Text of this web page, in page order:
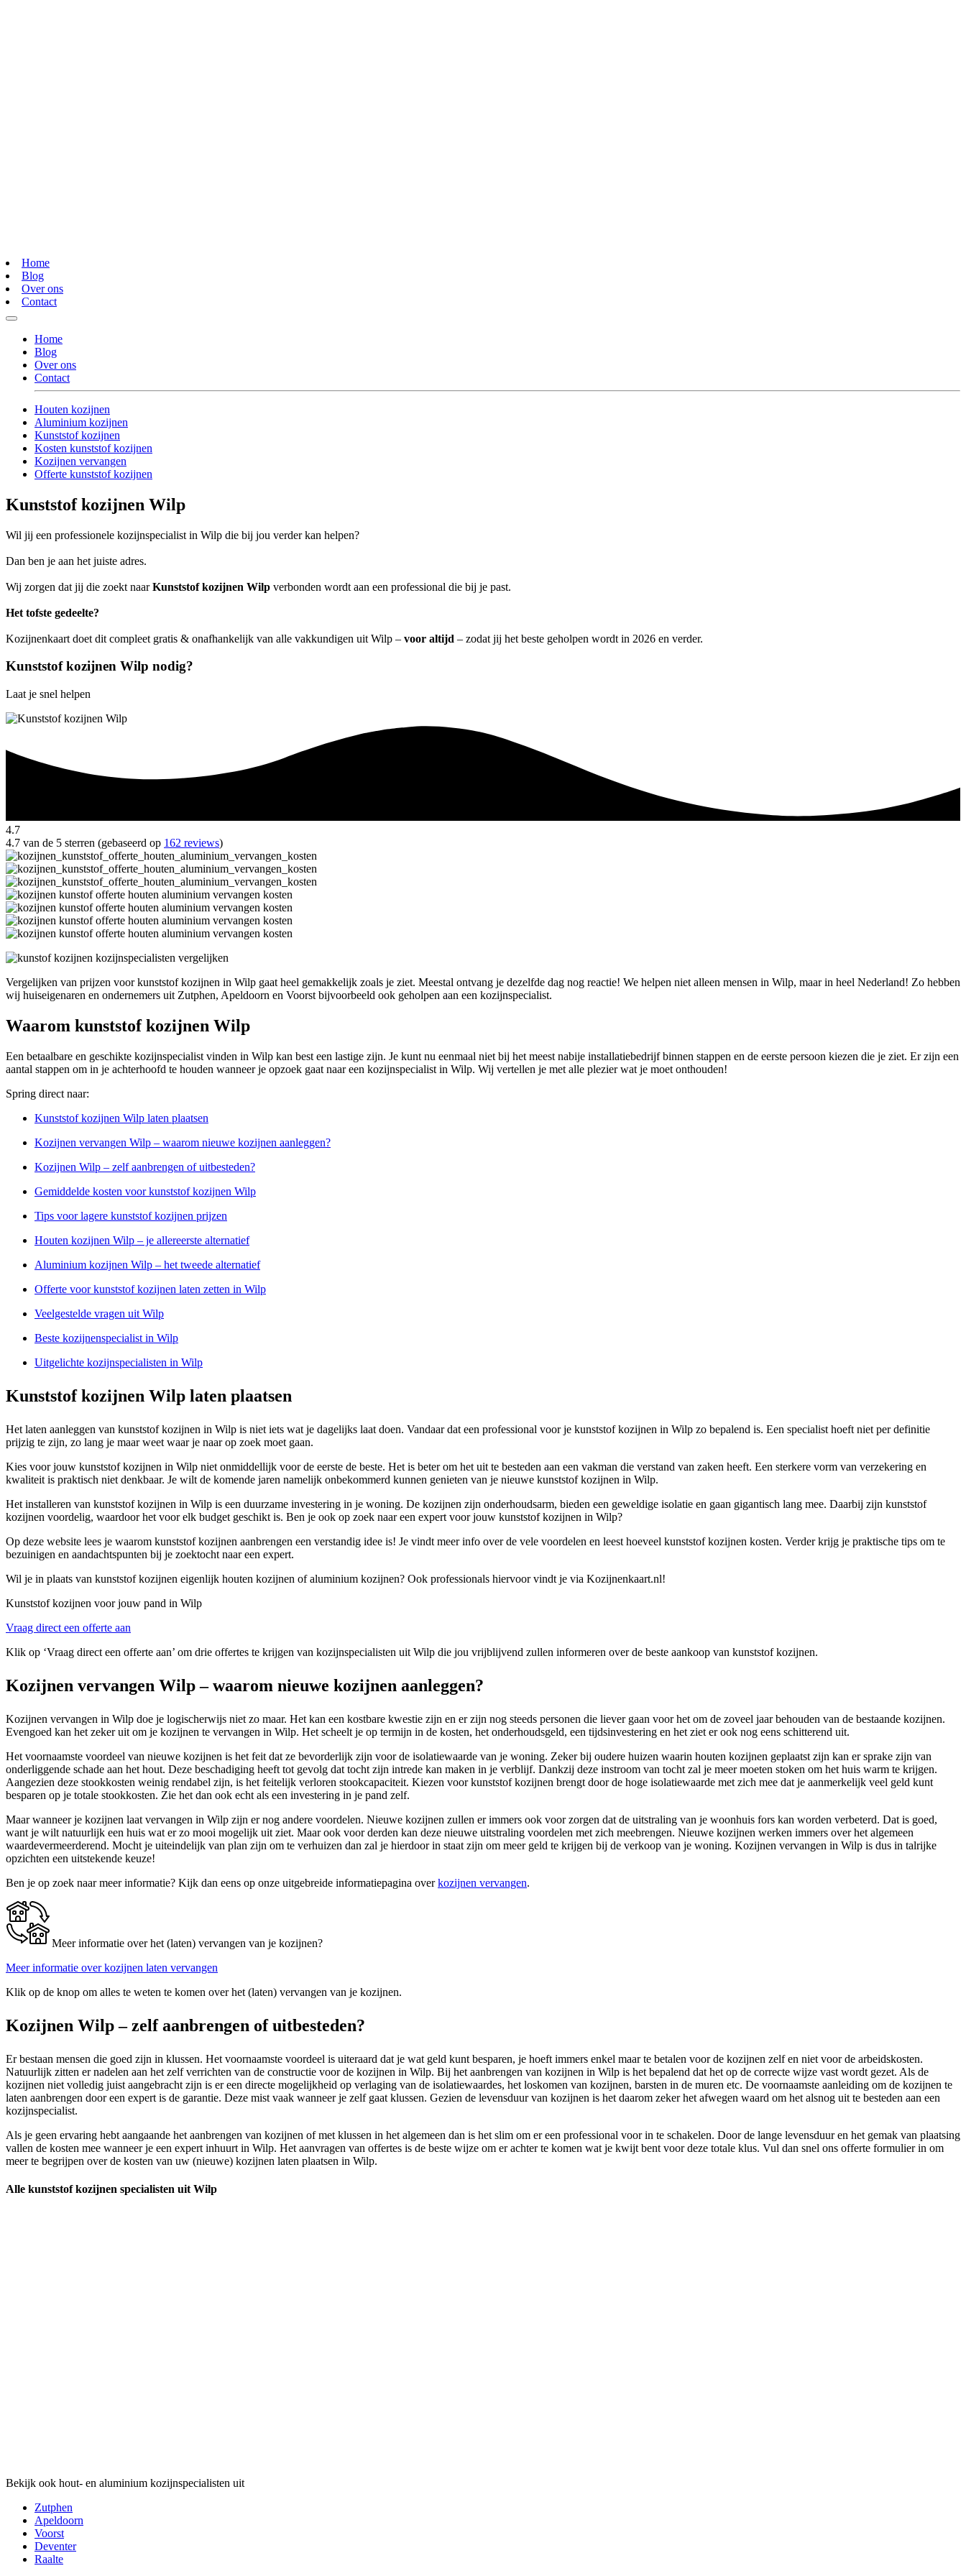
Home
Blog
Over ons
Contact
Home
Blog
Over ons
Contact
Houten kozijnen
Aluminium kozijnen
Kunststof kozijnen
Kosten kunststof kozijnen
Kozijnen vervangen
Offerte kunststof kozijnen
Kunststof kozijnen Wilp
Wil jij een professionele kozijnspecialist in Wilp die bij jou verder kan helpen?
Dan ben je aan het juiste adres.
Wij zorgen dat jij die zoekt naarKunststof kozijnen Wilp verbonden wordt aan een professional die bij je past.
Het tofste gedeelte?
Kozijnenkaart doet dit compleet gratis & onafhankelijk van alle vakkundigen uit Wilp – voor altijd – zodat jij het beste geholpen wordt in 2026 en verder.
Kunststof kozijnen Wilp nodig?
Laat je snel helpen
4.7
4.7 van de 5 sterren (gebaseerd op 162 reviews)
Vergelijken van prijzen voor kunststof kozijnen in Wilp gaat heel gemakkelijk zoals je ziet. Meestal ontvang je dezelfde dag nog reactie! We helpen niet alleen mensen in Wilp, maar in heel Nederland! Zo hebben
wij huiseigenaren en ondernemers uit Zutphen, Apeldoorn en Voorst bijvoorbeeld ook geholpen aan een kozijnspecialist.
Waarom kunststof kozijnen Wilp
Een betaalbare en geschikte kozijnspecialist vinden in Wilp kan best een lastige zijn. Je kunt nu eenmaal niet bij het meest nabije installatiebedrijf binnen stappen en de eerste persoon kiezen die je ziet. Er zijn een
aantal stappen om in je achterhoofd te houden wanneer je opzoek gaat naar een kozijnspecialist in Wilp. Wij vertellen je met alle plezier wat je moet onthouden!
Spring direct naar:
Kunststof kozijnen Wilp laten plaatsen
Kozijnen vervangen Wilp – waarom nieuwe kozijnen aanleggen?
Kozijnen Wilp – zelf aanbrengen of uitbesteden?
Gemiddelde kosten voor kunststof kozijnen Wilp
Tips voor lagere kunststof kozijnen prijzen
Houten kozijnen Wilp – je allereerste alternatief
Aluminium kozijnen Wilp – het tweede alternatief
Offerte voor kunststof kozijnen laten zetten in Wilp
Veelgestelde vragen uit Wilp
Beste kozijnenspecialist in Wilp
Uitgelichte kozijnspecialisten in Wilp
Kunststof kozijnen Wilp laten plaatsen
Het laten aanleggen van kunststof kozijnen in Wilp is niet iets wat je dagelijks laat doen. Vandaar dat een professional voor je kunststof kozijnen in Wilp zo bepalend is. Een specialist hoeft niet per definitie
prijzig te zijn, zo lang je maar weet waar je naar op zoek moet gaan.
Kies voor jouw kunststof kozijnen in Wilp niet onmiddellijk voor de eerste de beste. Het is beter om het uit te besteden aan een vakman die verstand van zaken heeft. Een sterkere vorm van verzekering en
kwaliteit is praktisch niet denkbaar. Je wilt de komende jaren namelijk onbekommerd kunnen genieten van je nieuwe kunststof kozijnen in Wilp.
Het installeren van kunststof kozijnen in Wilp is een duurzame investering in je woning. De kozijnen zijn onderhoudsarm, bieden een geweldige isolatie en gaan gigantisch lang mee. Daarbij zijn kunststof
kozijnen voordelig, waardoor het voor elk budget geschikt is. Ben je ook op zoek naar een expert voor jouw kunststof kozijnen in Wilp?
Op deze website lees je waarom kunststof kozijnen aanbrengen een verstandig idee is! Je vindt meer info over de vele voordelen en leest hoeveel kunststof kozijnen kosten. Verder krijg je praktische tips om te
bezuinigen en aandachtspunten bij je zoektocht naar een expert.
Wil je in plaats van kunststof kozijnen eigenlijk houten kozijnen of aluminium kozijnen? Ook professionals hiervoor vindt je via Kozijnenkaart.nl!
Kunststof kozijnen voor jouw pand in Wilp
Vraag direct een offerte aan
Klik op ‘Vraag direct een offerte aan’ om drie offertes te krijgen van kozijnspecialisten uit Wilp die jou vrijblijvend zullen informeren over de beste aankoop van kunststof kozijnen.
Kozijnen vervangen Wilp – waarom nieuwe kozijnen aanleggen?
Kozijnen vervangen in Wilp doe je logischerwijs niet zo maar. Het kan een kostbare kwestie zijn en er zijn nog steeds personen die liever gaan voor het om de zoveel jaar behouden van de bestaande kozijnen.
Evengoed kan het zeker uit om je kozijnen te vervangen in Wilp. Het scheelt je op termijn in de kosten, het onderhoudsgeld, een tijdsinvestering en het ziet er ook nog eens schitterend uit.
Het voornaamste voordeel van nieuwe kozijnen is het feit dat ze bevorderlijk zijn voor de isolatiewaarde van je woning. Zeker bij oudere huizen waarin houten kozijnen geplaatst zijn kan er sprake zijn van
onderliggende schade aan het hout. Deze beschadiging heeft tot gevolg dat tocht zijn intrede kan maken in je verblijf. Dankzij deze instroom van tocht zal je meer moeten stoken om het huis warm te krijgen.
Aangezien deze stookkosten weinig rendabel zijn, is het feitelijk verloren stookcapaciteit. Kiezen voor kunststof kozijnen brengt door de hoge isolatiewaarde met zich mee dat je aanmerkelijk veel geld kunt
besparen op je totale stookkosten. Zie het dan ook echt als een investering in je pand zelf.
Maar wanneer je kozijnen laat vervangen in Wilp zijn er nog andere voordelen. Nieuwe kozijnen zullen er immers ook voor zorgen dat de uitstraling van je woonhuis fors kan worden verbeterd. Dat is goed,
want je wilt natuurlijk een huis wat er zo mooi mogelijk uit ziet. Maar ook voor derden kan deze nieuwe uitstraling voordelen met zich meebrengen. Nieuwe kozijnen werken immers over het algemeen
waardevermeerderend. Mocht je uiteindelijk van plan zijn om te verhuizen dan zal je hierdoor in staat zijn om meer geld te krijgen bij de verkoop van je woning. Kozijnen vervangen in Wilp is dus in talrijke
opzichten een uitstekende keuze!
Ben je op zoek naar meer informatie? Kijk dan eens op onze uitgebreide informatiepagina overkozijnen vervangen.
Meer informatie over het (laten) vervangen van je kozijnen?
Meer informatie over kozijnen laten vervangen
Klik op de knop om alles te weten te komen over het (laten) vervangen van je kozijnen.
Kozijnen Wilp – zelf aanbrengen of uitbesteden?
Er bestaan mensen die goed zijn in klussen. Het voornaamste voordeel is uiteraard dat je wat geld kunt besparen, je hoeft immers enkel maar te betalen voor de kozijnen zelf en niet voor de arbeidskosten.
Natuurlijk zitten er nadelen aan het zelf verrichten van de constructie voor de kozijnen in Wilp. Bij het aanbrengen van kozijnen in Wilp is het bepalend dat het op de correcte wijze vast wordt gezet. Als de
kozijnen niet volledig juist aangebracht zijn is er een directe mogelijkheid op verlaging van de isolatiewaardes, het loskomen van kozijnen, barsten in de muren etc. De voornaamste aanleiding om de kozijnen te
laten aanbrengen door een expert is de garantie. Deze mist vaak wanneer je zelf gaat klussen. Gezien de levensduur van kozijnen is het daarom zeker het afwegen waard om het alsnog uit te besteden aan een
kozijnspecialist.
Als je geen ervaring hebt aangaande het aanbrengen van kozijnen of met klussen in het algemeen dan is het slim om er een professional voor in te schakelen. Door de lange levensduur en het gemak van plaatsing
vallen de kosten mee wanneer je een expert inhuurt in Wilp. Het aanvragen van offertes is de beste wijze om er achter te komen wat je kwijt bent voor deze totale klus. Vul dan snel ons offerte formulier in om
meer te begrijpen over de kosten van uw (nieuwe) kozijnen laten plaatsen in Wilp.
Alle kunststof kozijnen specialisten uit Wilp
Bekijk ook hout- en aluminium kozijnspecialisten uit
Zutphen
Apeldoorn
Voorst
Deventer
Raalte